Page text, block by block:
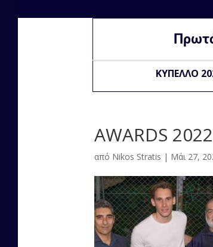
ΚΥΠΕΛΛΟ
AWARDS
από Nikos Stratis | Μάι 27,